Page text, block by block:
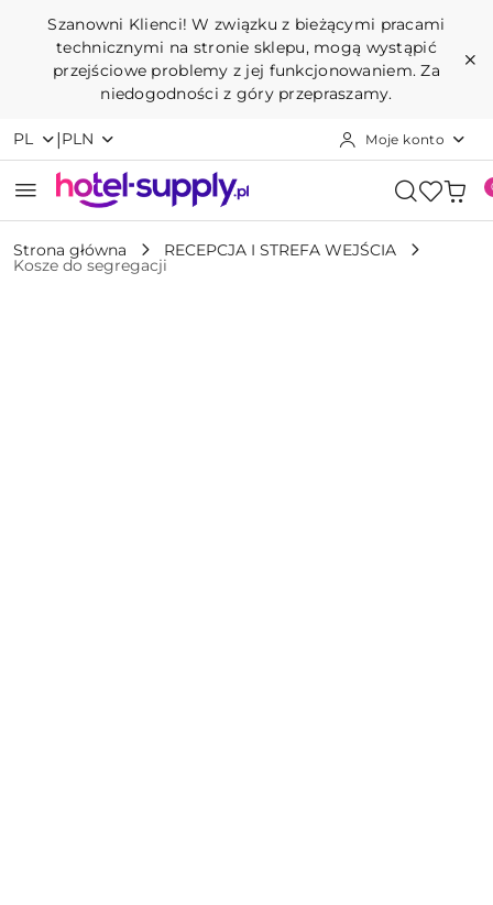
Przejdź do treści głównej
Przejdź do wyszukiwarki
Przejdź do moje konto
Przejdź do menu głównego
Przejdź do opisu produktu
Przejdź do stopki
Szanowni Klienci! W związku z bieżącymi pracami
technicznymi na stronie sklepu, mogą wystąpić
przejściowe problemy z jej funkcjonowaniem. Za
niedogodności z góry przepraszamy.
PL |PLN Moje konto
Strona główna RECEPCJA I STREFA WEJŚCIA
Kosze do segregacji